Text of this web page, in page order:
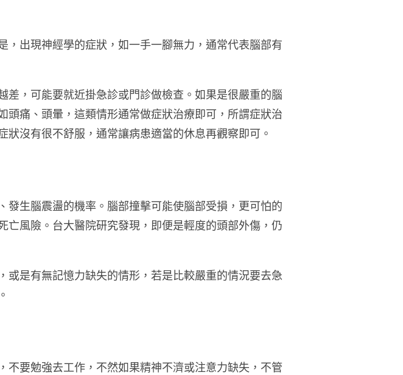
出現神經學的症狀，如一手一腳無力，通常代表腦部有
，可能要就近掛急診或門診做檢查。如果是很嚴重的腦
痛、頭暈，這類情形通常做症狀治療即可，所謂症狀治
沒有很不舒服，通常讓病患適當的休息再觀察即可。
發生腦震盪的機率。腦部撞擊可能使腦部受損，更可怕的
風險。台大醫院研究發現，即便是輕度的頭部外傷，仍
是有無記憶力缺失的情形，若是比較嚴重的情況要去急
要勉強去工作，不然如果精神不濟或注意力缺失，不管